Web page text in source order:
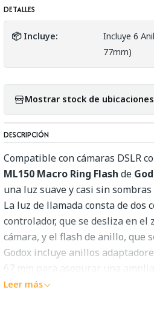
DETALLES
📦 Incluye:
Incluye 6
77mm)
Mostrar stock de ubicaciones
DESCRIPCIÓN
Compatible con cámaras DSLR
ML150 Macro Ring Flash de
una luz suave y casi sin
La luz de llamada consta de dos
controlador, que se desliza en el
cámara, y el flash de anillo, que
Godox incluye anillos
67 mm para asegurar una
unidad de control es el
Leer más